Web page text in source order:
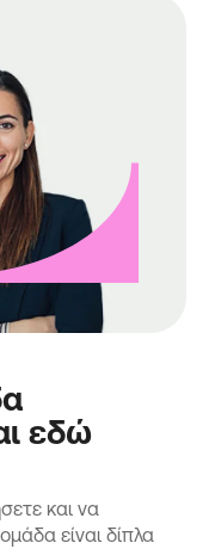
εδώ
και να
είναι δίπλα